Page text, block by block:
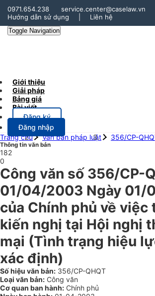
0971.654.238
service.center@caselaw.vn
Hướng dẫn sử dụng
Liên hệ
Toggle Navigation
Giới thiệu
Giải pháp
Bảng giá
Bài viết
Đăng ký
Đăng nhập
Trang chủ
Văn bản pháp luật 356/CP-
Thông tin văn bản
182
0
Công văn số 356/CP-
01/04/2003 Ngày 01/
của Chính phủ về việc
kiến nghị tại Hội nghị
mại (Tình trạng hiệu
xác định)
Số hiệu văn bản: 356/CP-QHQT
Loại văn bản: Công văn
Cơ quan ban hành: Chính phủ